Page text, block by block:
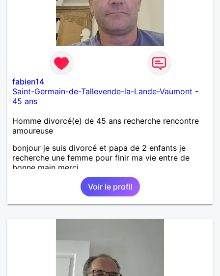
fabien14
Saint-Germain-de-Tallevende-la-Lande-Vaumont -
45 ans
Homme divorcé(e) de 45 ans recherche rencontre
amoureuse
bonjour je suis divorcé et papa de 2 enfants je
recherche une femme pour finir ma vie entre de
bonne main merci
Voir le profil